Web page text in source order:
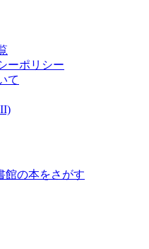
ーポリシー
て
館の本をさがす